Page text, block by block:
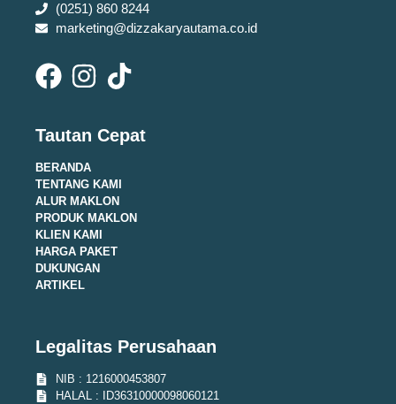
(0251) 860 8244
marketing@dizzakaryautama.co.id
Tautan Cepat
BERANDA
TENTANG KAMI
ALUR MAKLON
PRODUK MAKLON
KLIEN KAMI
HARGA PAKET
DUKUNGAN
ARTIKEL
Legalitas Perusahaan
NIB : 1216000453807
HALAL : ID36310000098060121